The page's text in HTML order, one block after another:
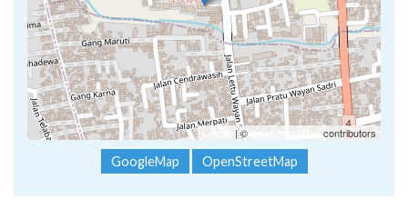
Leaflet | ©OpenStreetMapcontributors
GoogleMap OpenStreetMap